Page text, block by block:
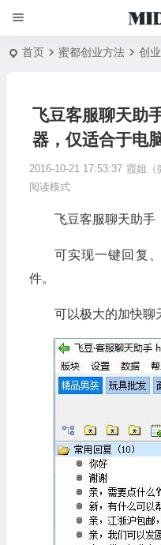
首页 蜜都创业方法 创
飞豆客服聊天助
器，仅适合于电
2016-10-21 17:53:37 霞姐（
阅读模式
飞豆客服聊天助手
可实现一键回复
件。
可以极大的加快聊